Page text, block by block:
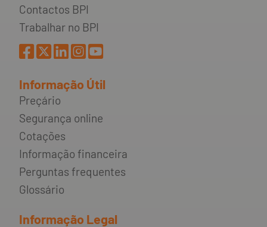
Contactos BPI
Trabalhar no BPI
Informação Útil
Preçário
Segurança online
Cotações
Informação financeira
Perguntas frequentes
Glossário
Informação Legal